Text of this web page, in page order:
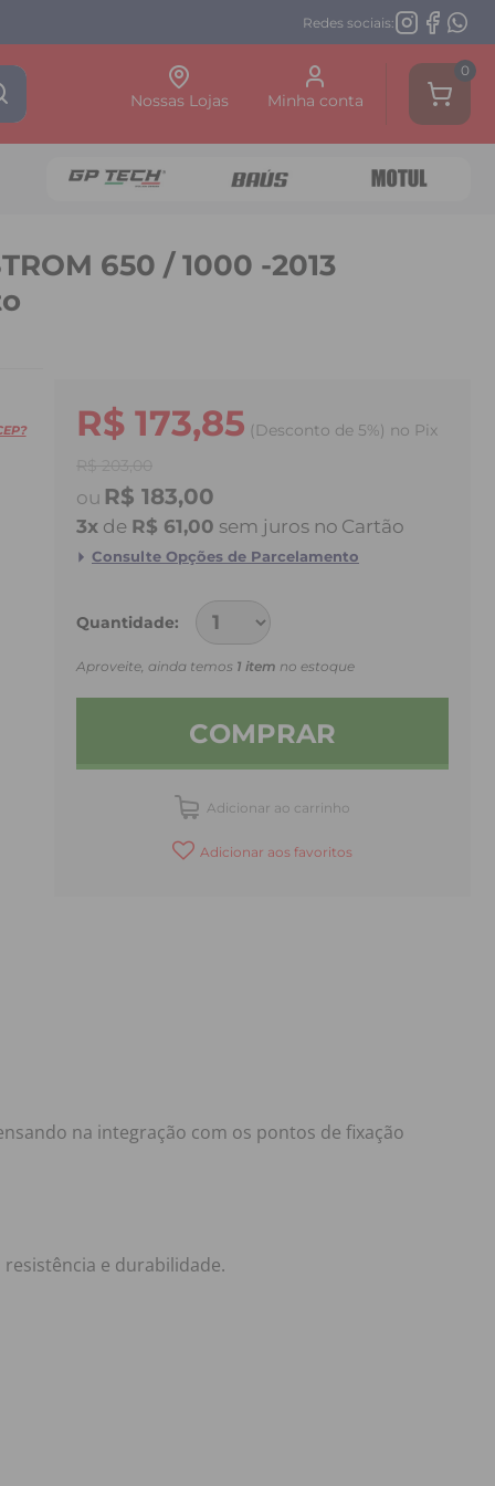
Redes sociais:
0
Minha conta
Nossas Lojas
650 / 1000 -2013
R$ 173,85 (Desconto de 5%) no Pix
R$ 183,00
3x de R$ 61,00 sem juros no
Quantidade
Aproveite, ainda temos 1 item no estoque
COMPRAR
Adicionar ao carrinho
Adicionar aos favoritos
na integração com os pontos de fixação
e durabilidade.